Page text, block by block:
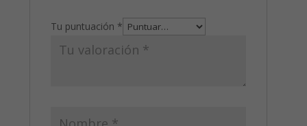
Tu puntuación *